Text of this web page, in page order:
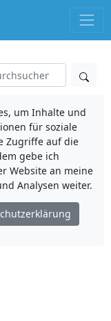
um Inhalte und
für soziale
Zugriffe auf die
gebe ich
Website an meine
Analysen weiter.